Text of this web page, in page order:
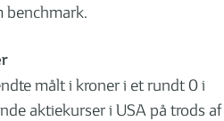
benchmark.
målt i kroner i et rundt 0 i
aktiekurser i USA på trods af